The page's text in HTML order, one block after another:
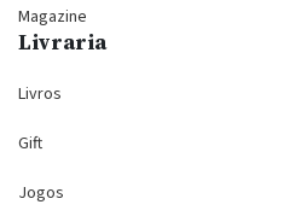
Magazine
Livraria
Livros
Gift
Jogos